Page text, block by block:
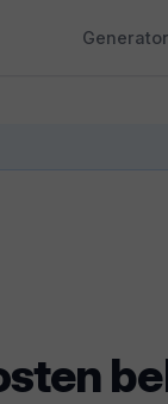
Generator